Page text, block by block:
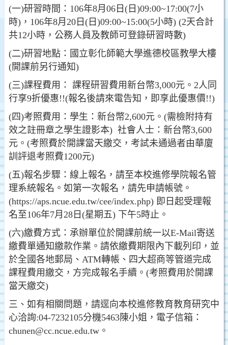
(一)研習時間：106年8月06日(日)09:00~17:00(7小
時)，106年8月20日(日)09:00~15:00(5小時) (2天合計
共12小時，公務人員及教師可登錄研習時數)
(二)研習地點：國立彰化師範大學進德校區教學大樓
(開課前另行通知)
(三)課程費用： 課程研習費用新台幣3,000元。2人同
行享9折優惠!!(報名後請來電告知，即享此優惠價!!)
(四)考照費用：學生：新台幣2,600元。(需檢附持有
效之註冊章之學生證影本) 社會人士：新台幣3,600
元。(考照費於開課當天繳交，考試未通過者由華廈
訓評退考照費1200元)
(五)報名步驟：線上報名，請至本校進修學院報名管
理系統報名。如第一次報名，請先申請帳號。
(https://aps.ncue.edu.tw/cee/index.php) 即日起受理報
名至106年7月28日(星期五) 下午5時止。
(六)繳費方式：承辦單位於開課前統一以E-Mail寄送
繳費單通知繳款作業。請依繳費期限內下載列印，並
於全國各地郵局、ATM轉帳、四大超商等管道完成
課程費用繳交，方完成報名手續。(考照費用於開課
當天繳交)
三、如有相關問題，請逕向本校進修教育教育研究中
心洽詢:04-7232105分機5463陳小姐，電子信箱：
chunen@cc.ncue.edu.tw。